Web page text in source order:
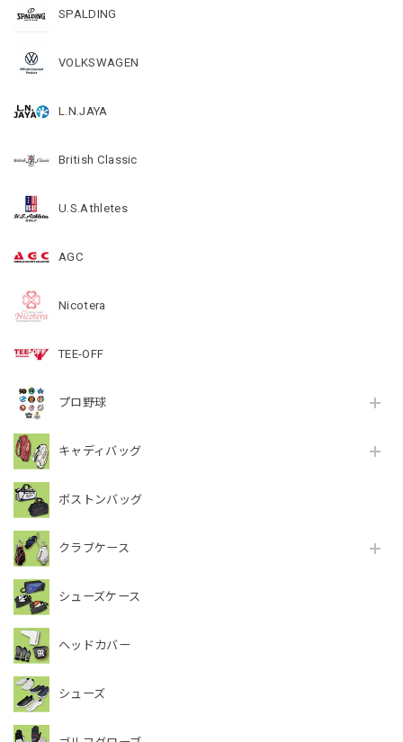
SPALDING
VOLKSWAGEN
L.N.JAYA
British Classic
U.S.Athletes
AGC
Nicotera
TEE-OFF
プロ野球
キャディバッグ
ボストンバッグ
クラブケース
シューズケース
ヘッドカバー
シューズ